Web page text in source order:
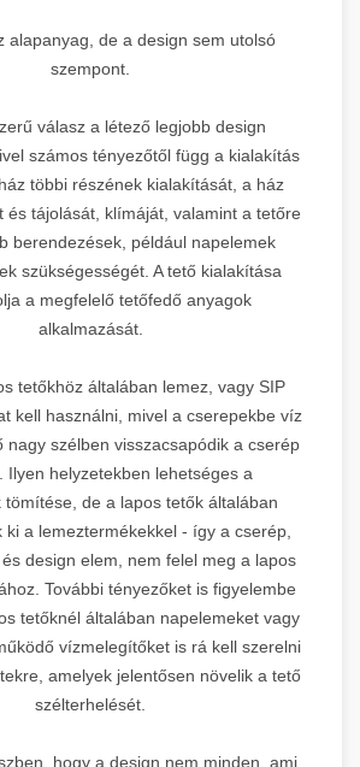
alapanyag, de a design sem utolsó
szempont.
válasz a létező legjobb design
számos tényezőtől függ a kialakítás
többi részének kialakítását, a ház
és tájolását, klímáját, valamint a tetőre
berendezések, például napelemek
szükségességét. A tető kialakítása
a megfelelő tetőfedő anyagok
alkalmazását.
tetőkhöz általában lemez, vagy SIP
kell használni, mivel a cserepekbe víz
nagy szélben visszacsapódik a cserép
Ilyen helyzetekben lehetséges a
tömítése, de a lapos tetők általában
ki a lemeztermékekkel - így a cserép,
design elem, nem felel meg a lapos
További tényezőket is figyelembe
tetőknél általában napelemeket vagy
vízmelegítőket is rá kell szerelni
amelyek jelentősen növelik a tető
szélterhelését.
hogy a design nem minden, ami